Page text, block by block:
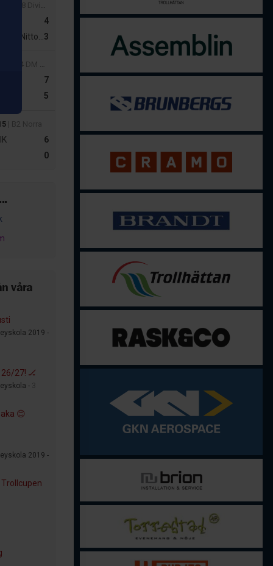
| U18 Division 2 Herr Syd B Vår
4
3
Nittorps IK
| U14 DM Västergötland
7
5
| B2 Norra
6
0
våra
2019 -
27! 🏒
- 3
😊
2019 -